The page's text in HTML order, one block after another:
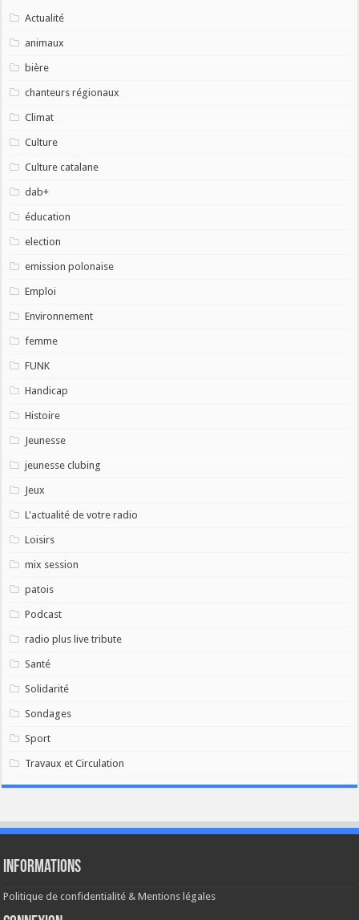
Actualité
animaux
bière
chanteurs régionaux
Climat
Culture
Culture catalane
dab+
éducation
election
emission polonaise
Emploi
Environnement
femme
FUNK
Handicap
Histoire
Jeunesse
jeunesse clubing
Jeux
L'actualité de votre radio
Loisirs
mix session
patois
Podcast
radio plus live tribute
Santé
Solidarité
Sondages
Sport
Travaux et Circulation
Informations
Politique de confidentialité & Mentions légales